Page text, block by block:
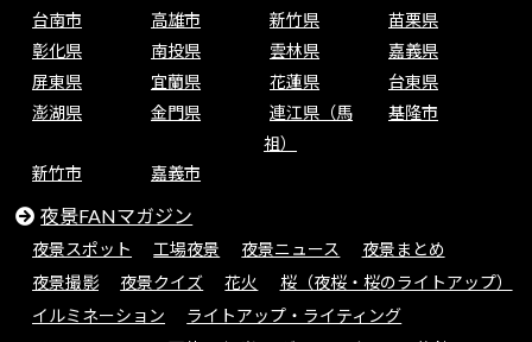
台南市
高雄市 新竹県
苗栗県
彰化県
南投県 雲林県
嘉義県
屏東県
宜蘭県 花蓮県
台東県
澎湖県
金門県
連江県（馬
祖）
基隆市
新竹市 嘉義市
夜景FANマガジン
夜景スポット 工場夜景 夜景ニュース
夜景まとめ
夜景撮影
夜景クイズ 花火
桜（夜桜・桜のライトアップ）
イルミネーション
ライトアップ・ライティング